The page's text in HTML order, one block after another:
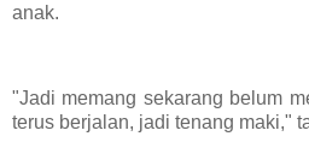
anak.
"Jadi memang sekarang belum
terus berjalan, jadi tenang maki,"